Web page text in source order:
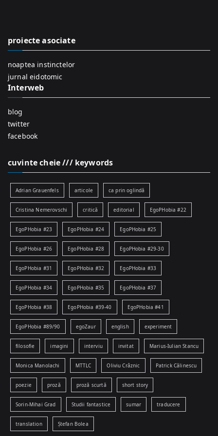
o
proiecte asociate
noaptea instinctelor
jurnal eidotomic
Interweb
blog
twitter
facebook
cuvinte cheie /// keywords
Adrian Grauenfels articole ca prin oglindă
Cristina Nemerovschi critică editorial EgoPHobia #22
EgoPHobia #23 EgoPHobia #24 EgoPHobia #25
EgoPHobia #26 EgoPHobia #28 EgoPHobia #29-30
EgoPHobia #31 EgoPHobia #32 EgoPHobia #33
EgoPHobia #34 EgoPHobia #35 EgoPHobia #37
EgoPHobia #38 EgoPHobia #39-40 EgoPHobia #41
EgoPHobia #89/90 egoZaur english experiment
filosofie imagini interviu invitat Marius-Iulian Stancu
Monica Manolachi MTTLC Oliviu Crâznic Patrick Călinescu
poezie proză proză scurtă short story
Sorin-Mihai Grad Studii fantastice sumar traducere
translation Ștefan Bolea